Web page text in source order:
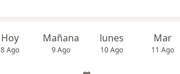
Hoy
8 Ago
Mañana
9 Ago
lunes
10 Ago
Mar
11 Ago